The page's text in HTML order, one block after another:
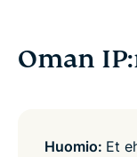
Oman
Huomio: Et